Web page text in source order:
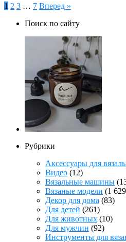
Пагинация
записей
1 2 3 … 7 Вперед »
Поиск по сайту
Рубрики
Аксессуары для
Видео (12)
Вязальные машины
Вязаные модели (1
Декор для дома (83)
Для детей (261)
Для животных (10)
Для мужчин (92)
Инструменты для